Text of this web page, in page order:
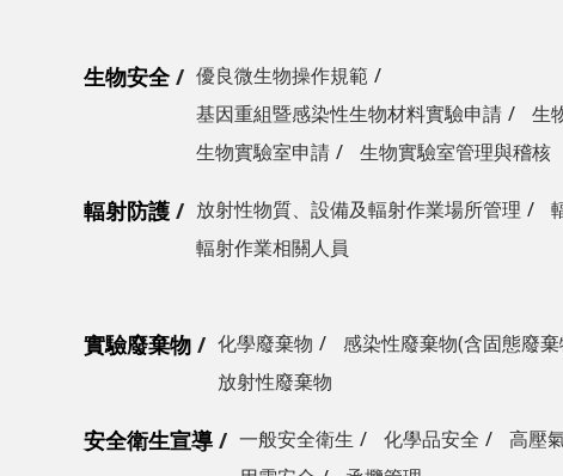
生物安全
優良微生物操作規範
基因重組暨感染性生物材料實驗申請
生
生物實驗室申請
生物實驗室管理與稽核
輻射防護 放射性物質、設備及輻射作業場所管理
輻射作業相關人員
實驗廢棄物 化學廢棄物
感染性廢棄物(含固態廢
放射性廢棄物
安全衛生宣導 一般安全衛生 化學品安全
高壓